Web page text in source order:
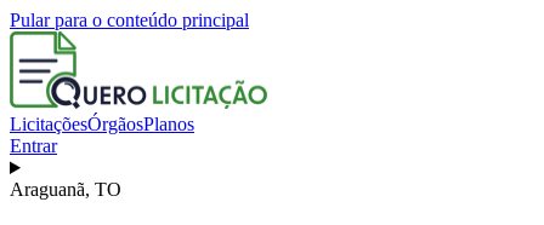
Pular para o conteúdo principal
LicitaçõesÓrgãosPlanos
Entrar
Araguanã, TO